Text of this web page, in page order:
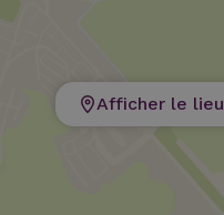
Afficher le lieu